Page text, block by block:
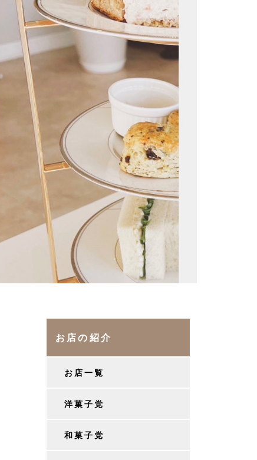
お店の紹介
お店一覧
洋菓子党
和菓子党